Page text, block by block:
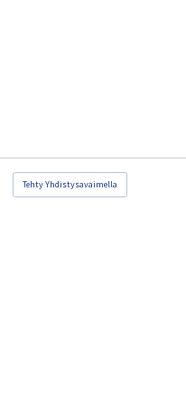
Tehty Yhdistysavaimella